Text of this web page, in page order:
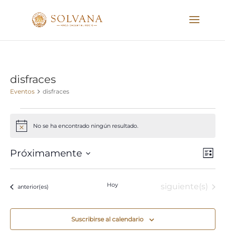
disfraces
Eventos disfraces
Aviso No se ha encontrado ningún resultado.
de
de
de
Lista
Próximamente
Eventos
anterior(es) Hoy Eventos
siguiente(s)
Suscribirse al calendario